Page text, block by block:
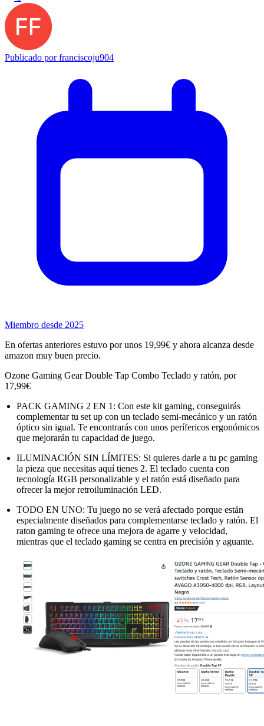
Publicado porfranciscoju904
Miembro desde 2025
En ofertas anteriores estuvo por unos 19,99€ y ahora alcanza desde
amazon muy buen precio.
Ozone Gaming Gear Double Tap Combo Teclado y ratón, por
17,99€
PACK GAMING 2 EN 1: Con este kit gaming, conseguirás
complementar tu set up con un teclado semi-mecánico y un ratón
óptico sin igual. Te encontrarás con unos perífericos ergonómicos
que mejorarán tu capacidad de juego.
ILUMINACIÓN SIN LÍMITES: Si quieres darle a tu pc gaming
la pieza que necesitas aquí tienes 2. El teclado cuenta con
tecnología RGB personalizable y el ratón está diseñado para
ofrecer la mejor retroiluminación LED.
TODO EN UNO: Tu juego no se verá afectado porque están
especialmente diseñados para complementarse teclado y ratón. El
raton gaming te ofrece una mejora de agarre y velocidad,
mientras que el teclado gaming se centra en precisión y aguante.